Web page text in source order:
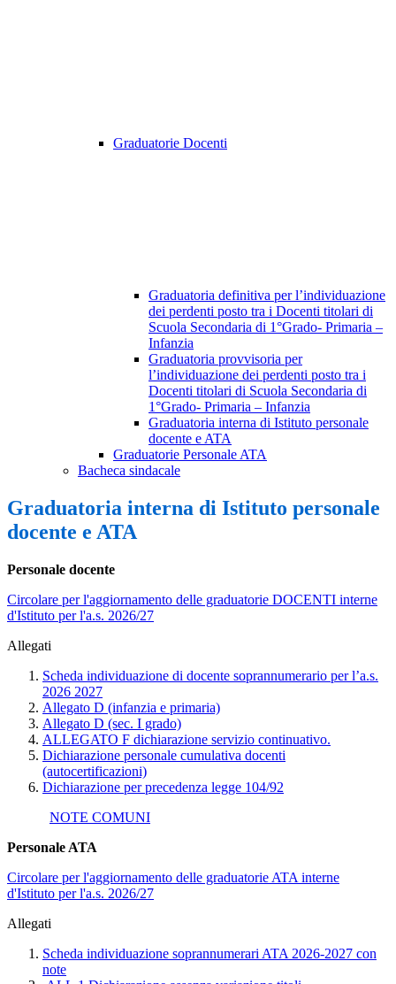
Graduatorie Docenti
Graduatoria definitiva per l’individuazione
dei perdenti posto tra i Docenti titolari di
Scuola Secondaria di 1°Grado- Primaria –
Infanzia
Graduatoria provvisoria per
l’individuazione dei perdenti posto tra i
Docenti titolari di Scuola Secondaria di
1°Grado- Primaria – Infanzia
Graduatoria interna di Istituto personale
docente e ATA
Graduatorie Personale ATA
Bacheca sindacale
Graduatoria interna di Istituto personale
docente e ATA
Personale docente
Circolare per l'aggiornamento delle graduatorie DOCENTI interne
d'Istituto per l'a.s. 2026/27
Allegati
Scheda individuazione di docente soprannumerario per l’a.s.
2026 2027
Allegato D (infanzia e primaria)
Allegato D (sec. I grado)
ALLEGATO F dichiarazione servizio continuativo.
Dichiarazione personale cumulativa docenti
(autocertificazioni)
Dichiarazione per precedenza legge 104/92
NOTE COMUNI
Personale ATA
Circolare per l'aggiornamento delle graduatorie ATA interne
d'Istituto per l'a.s. 2026/27
Allegati
Scheda individuazione soprannumerari ATA 2026-2027 con
note